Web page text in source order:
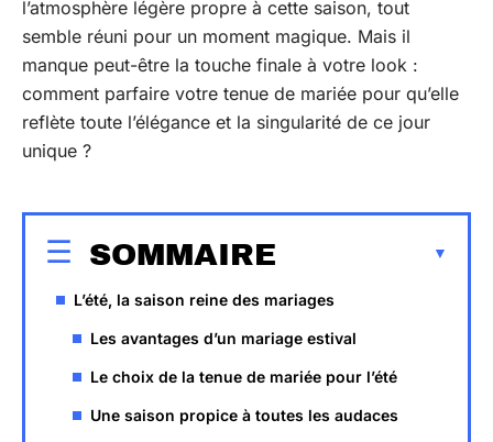
l’atmosphère légère propre à cette saison, tout
semble réuni pour un moment magique. Mais il
manque peut-être la touche finale à votre look :
comment parfaire votre tenue de mariée pour qu’elle
reflète toute l’élégance et la singularité de ce jour
unique ?
SOMMAIRE
L’été, la saison reine des mariages
Les avantages d’un mariage estival
Le choix de la tenue de mariée pour l’été
Une saison propice à toutes les audaces